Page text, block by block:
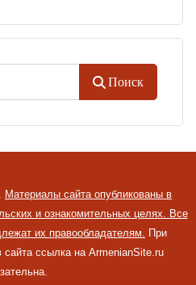
Поиск
Материалы сайта опубликованы в
и ознакомительных целях. Все
их правообладателям. При
сайта ссылка на ArmenianSite.ru